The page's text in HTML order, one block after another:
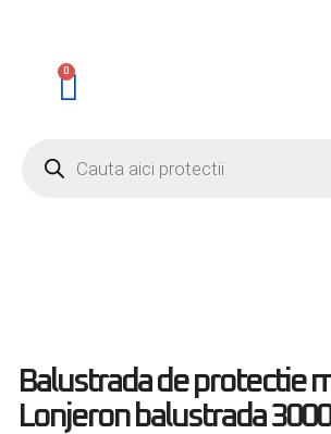
0
Balustrada de protectie
Lonjeron balustrada